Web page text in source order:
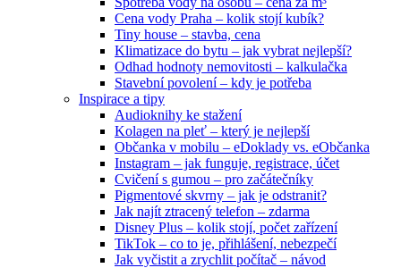
Cena vody Praha – kolik stojí kubík?
Tiny house – stavba, cena
Klimatizace do bytu – jak vybrat nejlepší?
Odhad hodnoty nemovitosti – kalkulačka
Stavební povolení – kdy je potřeba
Inspirace a tipy
Audioknihy ke stažení
Kolagen na pleť – který je nejlepší
Občanka v mobilu – eDoklady vs. eObčanka
Instagram – jak funguje, registrace, účet
Cvičení s gumou – pro začátečníky
Pigmentové skvrny – jak je odstranit?
Jak najít ztracený telefon – zdarma
Disney Plus – kolik stojí, počet zařízení
TikTok – co to je, přihlášení, nebezpečí
Jak vyčistit a zrychlit počítač – návod